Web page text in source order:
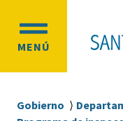
contenido
principal
navegación
MENÚ
OPEN
MENU
Sobrescribir
Gobierno